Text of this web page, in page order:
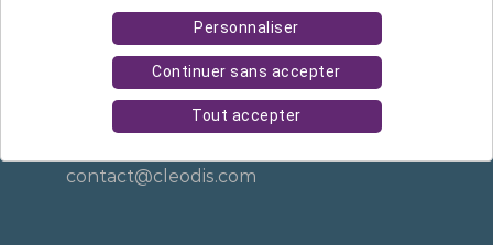
45 rue Solférino
59 000 Lille
contact@cleodis.com
Personnaliser
Continuer sans accepter
Tout accepter